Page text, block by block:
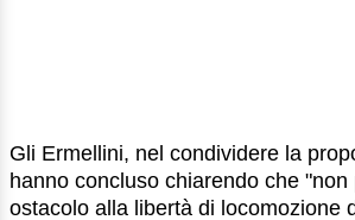
Gli Ermellini, nel condividere la
hanno concluso chiarendo che "non
ostacolo alla libertà di locomozione